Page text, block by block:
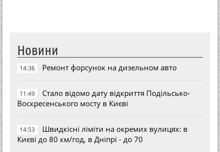
Новини
14:36 Ремонт форсунок на дизельном авто
11:49
Стало відомо дату відкриття Подільсько-
Воскресенського мосту в Києві
14:53
Швидкісні ліміти на окремих вулицях: в
Києві до 80 км/год, в Дніпрі - до 70